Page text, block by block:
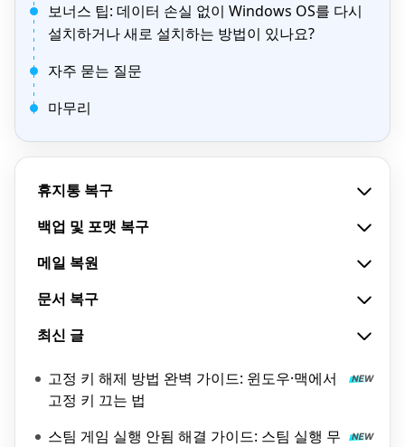
보너스 팁: 데이터 손실 없이 Windows OS를 다시
설치하거나 새로 설치하는 방법이 있나요?
자주 묻는 질문
마무리
휴지통 복구
백업 및 포맷 복구
메일 복원
문서 복구
최신 글
고정 키 해제 방법 완벽 가이드: 윈도우·맥에서
고정 키 끄는 법
스팀 게임 실행 안됨 해결 가이드: 스팀 실행 무